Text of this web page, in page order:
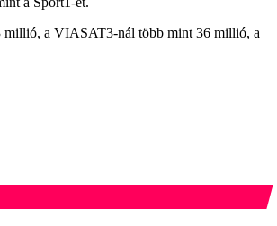
millió, a VIASAT3-nál több mint 36 millió, a